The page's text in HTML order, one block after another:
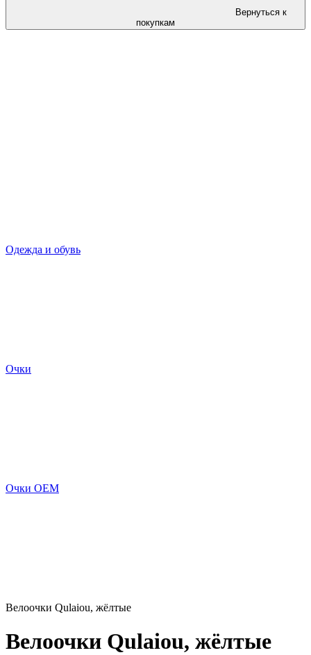
Вернуться к
покупкам
Одежда и обувь
Очки
Очки OEM
Велоочки Qulaiou, жёлтые
Велоочки Qulaiou, жёлтые